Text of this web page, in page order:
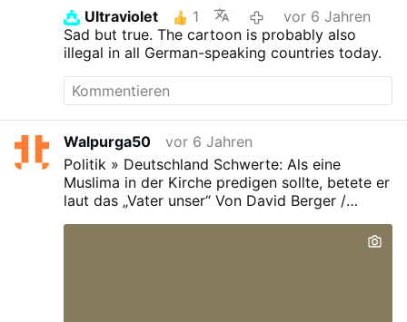
Ultraviolet
1
vor 6 Jahren
Sad but true. The cartoon is probably also
illegal in all German-speaking countries today.
Walpurga50
vor 6 Jahren
Politik » Deutschland Schwerte: Als eine
Muslima in der Kirche predigen sollte, betete er
laut das „Vater unser“ Von David Berger /